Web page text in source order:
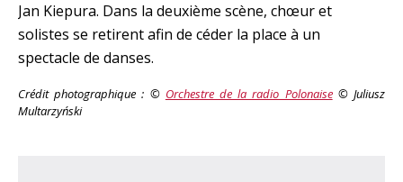
Jan Kiepura. Dans la deuxième scène, chœur et
solistes se retirent afin de céder la place à un
spectacle de danses.
Crédit photographique : © Orchestre de la radio Polonaise© Juliusz
Multarzyński